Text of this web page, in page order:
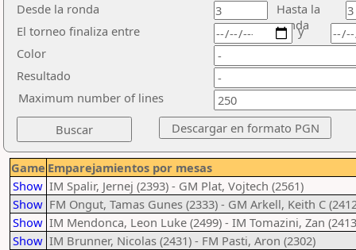
Desde la ronda
Hasta la
ronda
El torneo finaliza entre
Color
Resultado
y
Maximum number of lines
Game Emparejamientos por mesas
Show IM Spalir, Jernej (2393) - GM Plat, Vojtech (2561)
Show FM Ongut, Tamas Gunes (2333) - GM Arkell, Keith C
Show IM Mendonca, Leon Luke (2499) - IM Tomazini, Zan
Show IM Brunner, Nicolas (2431) - FM Pasti, Aron (2302)